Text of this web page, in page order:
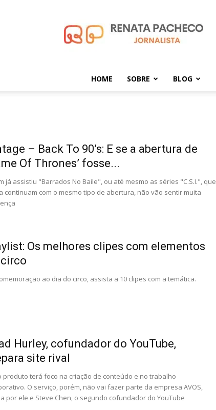
HOME SOBRE BLOG
– Back To 90’s: E se a abertura de
Of Thrones’ fosse...
já assistiu "Barrados No Baile", ou até mesmo as séries "C.S.I.", que
continuam com o mesmo tipo de abertura, não vão sentir muita
Os melhores clipes com elementos
ao dia do circo, assista a 10 clipes com a temática.
Hurley, cofundador do YouTube,
site rival
produto terá foco na criação de conteúdo e no trabalho
O serviço, porém, não vai fazer parte da empresa AVOS,
por ele e Steve Chen, o segundo cofundador do YouTube